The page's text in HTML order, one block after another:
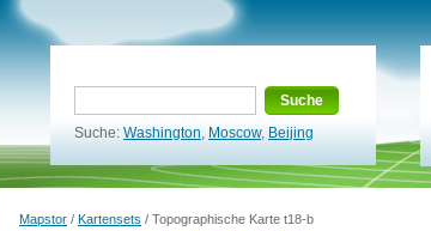
Suche
Suche: Washington, Moscow, Beijing
Mapstor / Kartensets / Topographische Karte t18-b